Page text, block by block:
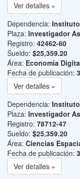
Ver detalles »
Dependencia:
Plaza: Investigador
Registro: 42462-60
Sueldo: $25,359.20
Área: Economía
Fecha de publicación:
Ver detalles »
Dependencia:
Plaza: Investigador
Registro: 78712-47
Sueldo: $25,359.20
Área: Ciencias
Fecha de publicación:
Ver detalles »